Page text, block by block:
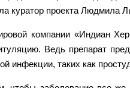
куратор проекта Людмила
компании «Индиан
Ведь препарат
инфекции, таких как